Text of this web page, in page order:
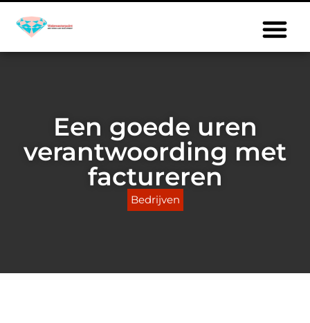
Een goede uren
verantwoording met
factureren
Bedrijven